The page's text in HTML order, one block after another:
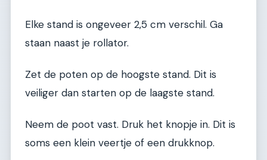
Elke stand is ongeveer 2,5 cm verschil. Ga
staan naast je rollator.
Zet de poten op de hoogste stand. Dit is
veiliger dan starten op de laagste stand.
Neem de poot vast. Druk het knopje in. Dit is
soms een klein veertje of een drukknop.